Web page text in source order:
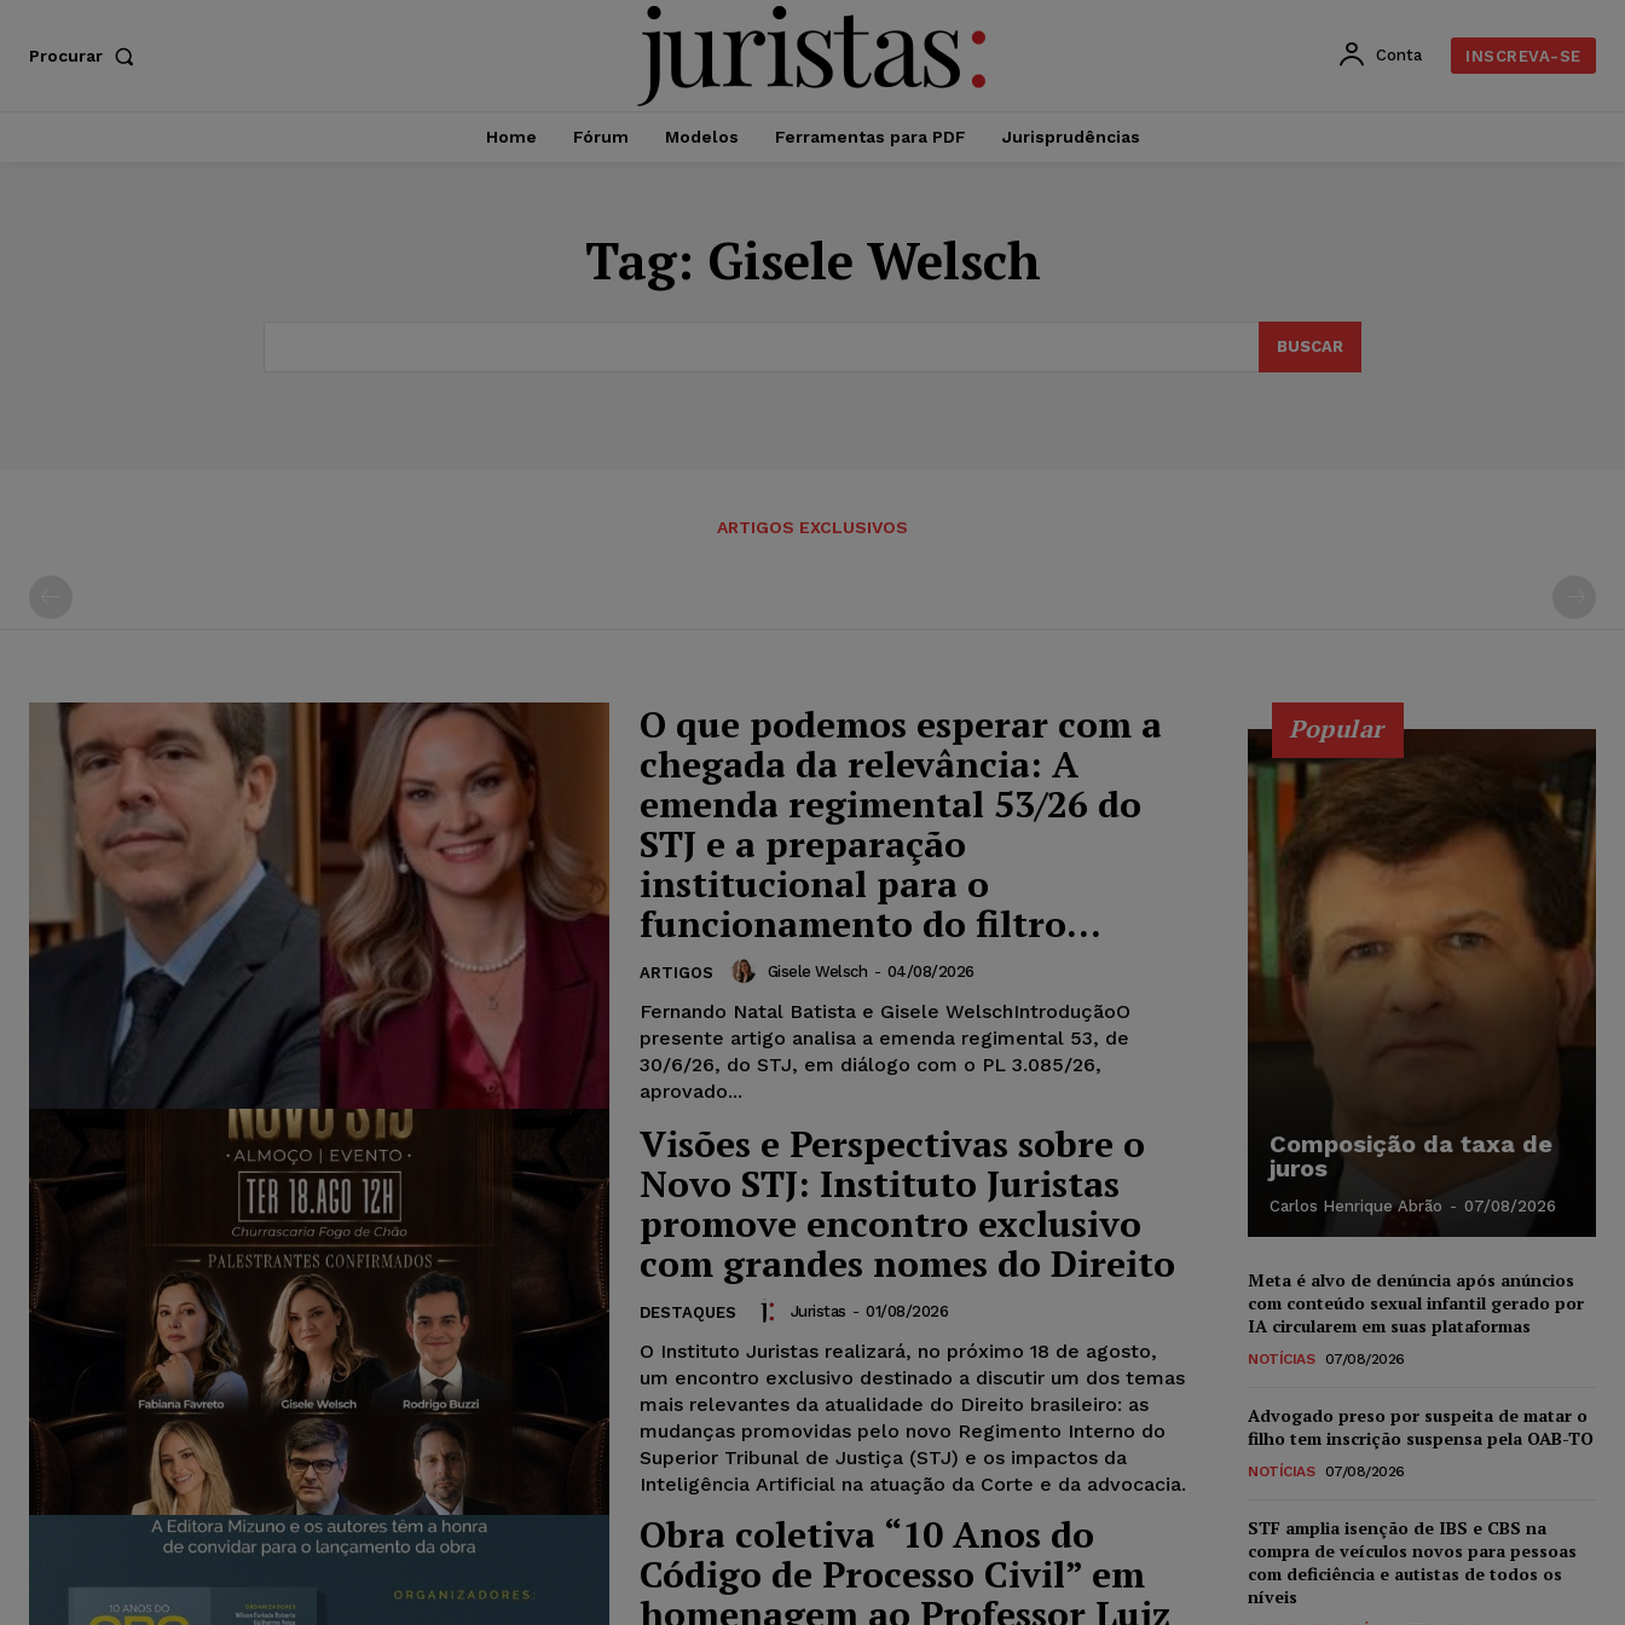
Procurar Conta INSCREVA-SE
Home Fórum Modelos Ferramentas para PDF Jurisprudências
Tag: Gisele Welsch
BUSCAR
ARTIGOS EXCLUSIVOS
O que podemos esperar com a
chegada da relevância: A
emenda regimental 53/26 do
STJ e a preparação
institucional para o
funcionamento do filtro...
ARTIGOS Gisele Welsch - 04/08/2026
Fernando Natal Batista e Gisele WelschIntroduçãoO
presente artigo analisa a emenda regimental 53, de
30/6/26, do STJ, em diálogo com o PL 3.085/26,
aprovado...
Visões e Perspectivas sobre o
Novo STJ: Instituto Juristas
promove encontro exclusivo
com grandes nomes do Direito
DESTAQUES Juristas - 01/08/2026
O Instituto Juristas realizará, no próximo 18 de agosto,
um encontro exclusivo destinado a discutir um dos temas
mais relevantes da atualidade do Direito brasileiro: as
mudanças promovidas pelo novo Regimento Interno do
Superior Tribunal de Justiça (STJ) e os impactos da
Inteligência Artificial na atuação da Corte e da advocacia.
Obra coletiva “10 Anos do
Código de Processo Civil” em
homenagem ao Professor Luiz
Popular
Composição da taxa de
juros
Carlos Henrique Abrão - 07/08/2026
Meta é alvo de denúncia após anúncios
com conteúdo sexual infantil gerado por
IA circularem em suas plataformas
NOTÍCIAS 07/08/2026
Advogado preso por suspeita de matar o
filho tem inscrição suspensa pela OAB-TO
NOTÍCIAS 07/08/2026
STF amplia isenção de IBS e CBS na
compra de veículos novos para pessoas
com deficiência e autistas de todos os
níveis